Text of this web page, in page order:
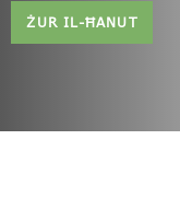
ŻUR IL-ĦANUT